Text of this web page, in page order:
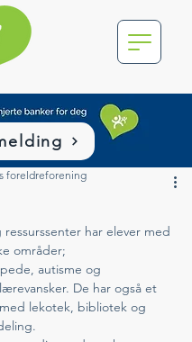
foreldreforening
ressurssenter har elever med
områder;
autisme og
De har også et
lekotek, bibliotek og